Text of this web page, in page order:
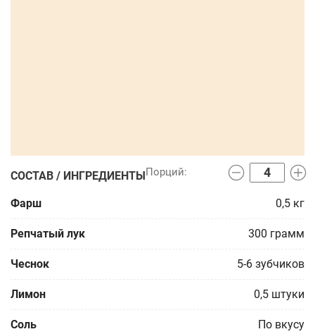
СОСТАВ / ИНГРЕДИЕНТЫ
Фарш 0,5 кг
Репчатый лук 300 грамм
Чеснок 5-6 зубчиков
Лимон 0,5 штуки
Соль По вкусу